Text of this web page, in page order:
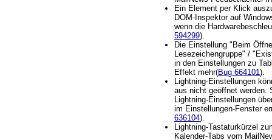
Ein Element per Klick
DOM-Inspektor auf
wenn die
594299).
Die Einstellung "Beim
Lesezeichengruppe" /
in den Einstellungen zu
Effekt mehr(Bug 664101 ).
Lightning-Einstellungen
aus nicht geöffnet werden.
Lightning-Einstellungen
im Einstellungen-Fenster
636104).
Lightning-Tastaturkürzel
Kalender-Tabs vom